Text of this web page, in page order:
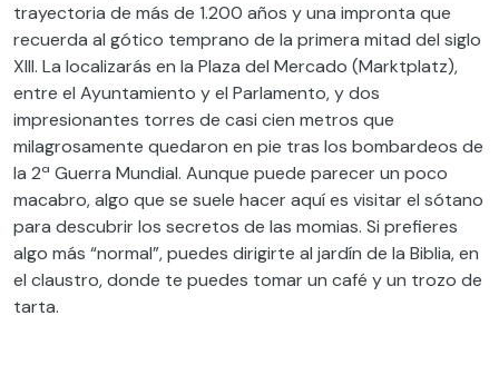
trayectoria de más de 1.200 años y una impronta que
recuerda al gótico temprano de la primera mitad del siglo
XIII. La localizarás en la Plaza del Mercado (Marktplatz),
entre el Ayuntamiento y el Parlamento, y dos
impresionantes torres de casi cien metros que
milagrosamente quedaron en pie tras los bombardeos de
la 2ª Guerra Mundial. Aunque puede parecer un poco
macabro, algo que se suele hacer aquí es visitar el sótano
para descubrir los secretos de las momias. Si prefieres
algo más “normal”, puedes dirigirte al jardín de la Biblia, en
el claustro, donde te puedes tomar un café y un trozo de
tarta.